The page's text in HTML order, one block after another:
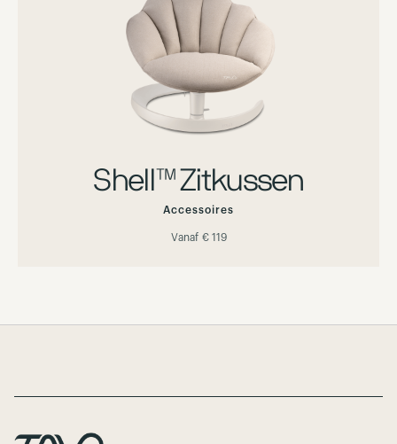
Shell™ Zitkussen
Accessoires
Vanaf € 119